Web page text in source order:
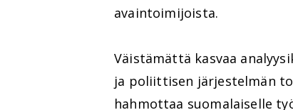
avaintoimijoista.
Väistämättä kasvaa
ja poliittisen järjestelmän
hahmottaa suomalaiselle